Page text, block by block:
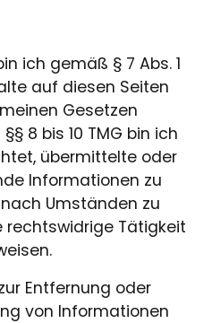
ich gemäß § 7 Abs. 1
auf diesen Seiten
Gesetzen
8 bis 10 TMG bin ich
übermittelte oder
Informationen zu
Umständen zu
rechtswidrige Tätigkeit
Entfernung oder
von Informationen